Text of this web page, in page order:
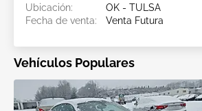
Ubicación:
OK - TULSA
Fecha de venta:
Venta Futura
Vehículos Populares